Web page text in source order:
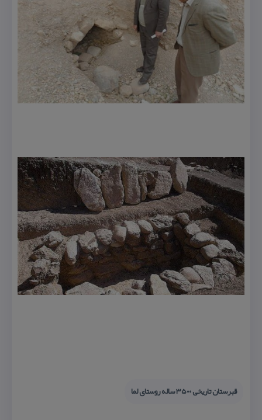
قبرستان تاریخی ۳۵۰۰ ساله روستای لما